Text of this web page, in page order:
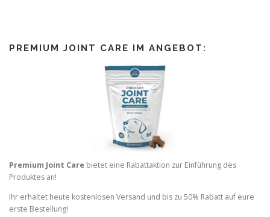
PREMIUM JOINT CARE IM ANGEBOT:
Premium Joint Care bietet eine Rabattaktion zur Einführung des
Produktes an!
Ihr erhaltet heute kostenlosen Versand und bis zu 50% Rabatt auf eure
erste Bestellung!